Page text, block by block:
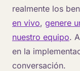
realmente los
en vivo, genere
nuestro equipo.
en la
conversación.